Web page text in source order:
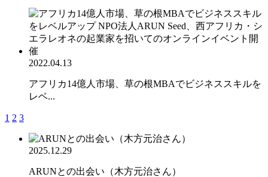
2022.04.13
アフリカ14億人市場、草の根MBAでビジネススキルを
レベ...
1 2 3
2025.12.29
ARUNとの出会い（木方元治さん）